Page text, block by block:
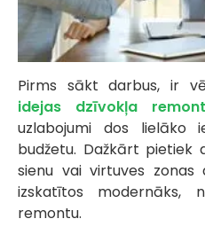
Pirms sākt darbus, ir
idejas dzīvokļa
uzlabojumi dos lielāko
budžetu. Dažkārt pietiek
sienu vai virtuves zonas
izskatītos modernāks,
remontu.